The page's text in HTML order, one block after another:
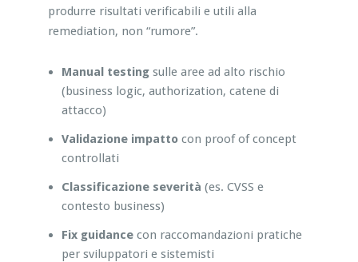
produrre risultati verificabili e utili alla
remediation, non “rumore”.
Manual testingsulle aree ad alto rischio
(business logic, authorization, catene di
attacco)
Validazione impattocon proof of concept
controllati
Classificazione severità (es. CVSS e
contesto business)
Fix guidancecon raccomandazioni pratiche
per sviluppatori e sistemisti